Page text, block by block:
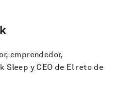
emprendedor,
Sleep y CEO de El reto de